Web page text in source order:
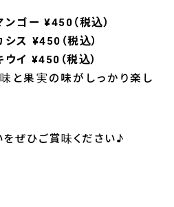
ゴー ¥450（税込）
ス ¥450（税込）
イ ¥450（税込）
と果実の味がしっかり楽し
ぜひご賞味ください♪